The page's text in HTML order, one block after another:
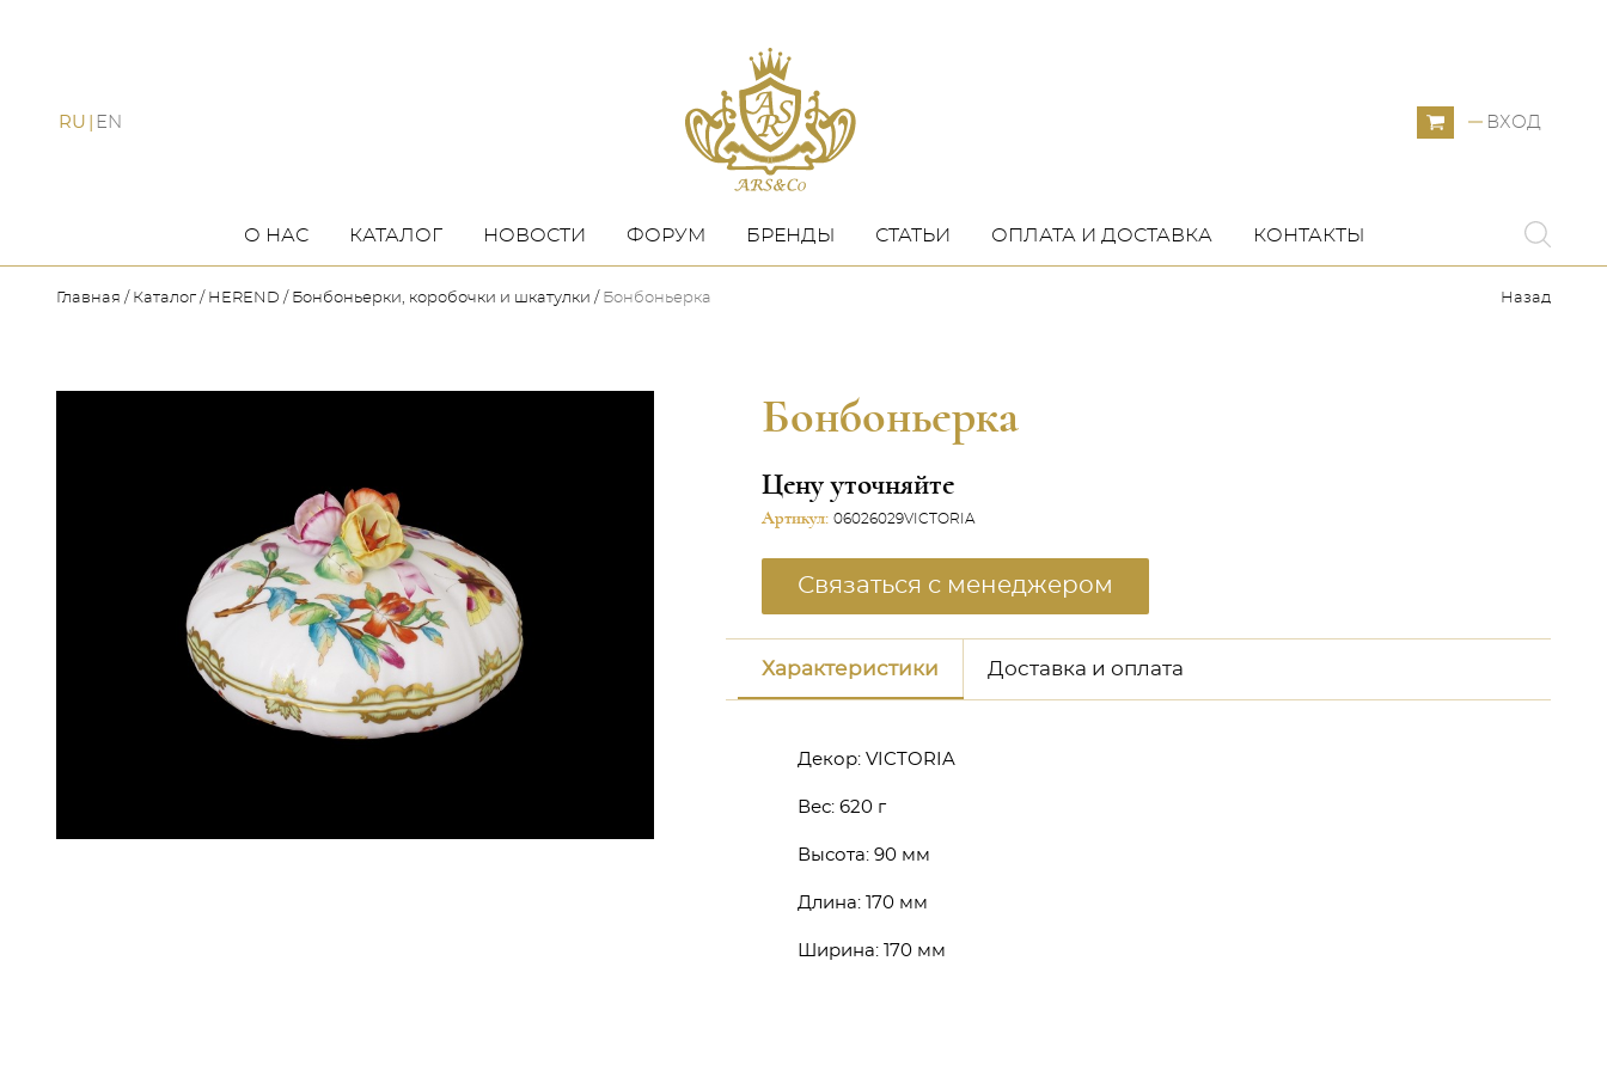
RU EN ВХОД
О НАС КАТАЛОГ НОВОСТИ ФОРУМ БРЕНДЫ СТАТЬИ ОПЛАТА И ДОСТАВКА КОНТАКТЫ
Главная Каталог HEREND Бонбоньерки, коробочки и шкатулки Бонбоньерка Назад
Бонбоньерка
Цену уточняйте
Артикул: 06026029VICTORIA
Связаться с менеджером
Характеристики Доставка и оплата
Декор: VICTORIA
Вес: 620 г
Высота: 90 мм
Длина: 170 мм
Ширина: 170 мм